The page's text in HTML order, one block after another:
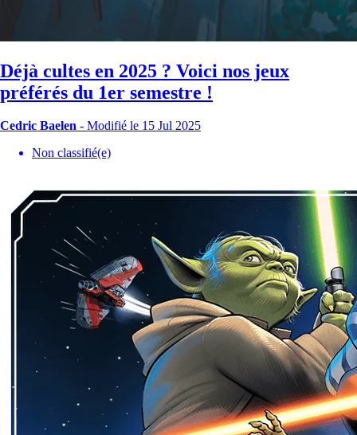
Déjà cultes en 2025 ? Voici nos jeux
préférés du 1er semestre !
Cedric Baelen - Modifié le 15 Jul 2025
Non classifié(e)